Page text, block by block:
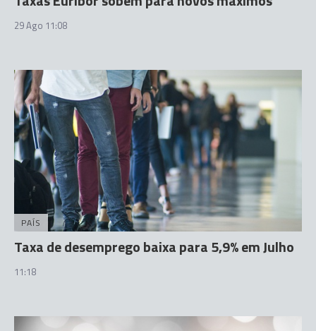
29 Ago 11:08
PAÍS
Taxa de desemprego baixa para 5,9% em Julho
11:18